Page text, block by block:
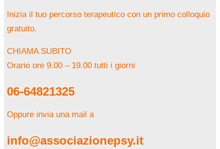
Inizia il tuo percorso terapeutico con un primo colloquio
gratuito.
CHIAMA SUBITO
Orario ore 9.00 – 19.00 tutti i giorni
06-64821325
Oppure invia una mail a
info@associazionepsy.it